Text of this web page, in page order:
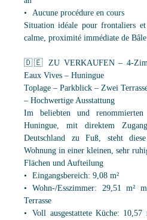
Aucune procédure en cours
Situation idéale pour frontaliers
calme, proximité immédiate de
🇩🇪 ZU VERKAUFEN – 4-
Eaux Vives – Huningue
Toplage – Parkblick – Zwei
– Hochwertige Ausstattung
Im beliebten und
Huningue, mit direktem
Deutschland zu Fuß, steht
Wohnung in einer kleinen, sehr
Flächen und Aufteilung
Eingangsbereich: 9,08 m²
Wohn-/Esszimmer: 29,51 m²
Terrasse
Voll ausgestattete Küche: